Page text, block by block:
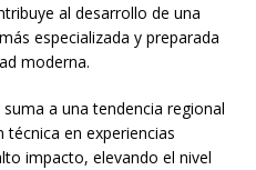
al desarrollo de una
especializada y preparada
moderna.
a una tendencia regional
en experiencias
impacto, elevando el nivel